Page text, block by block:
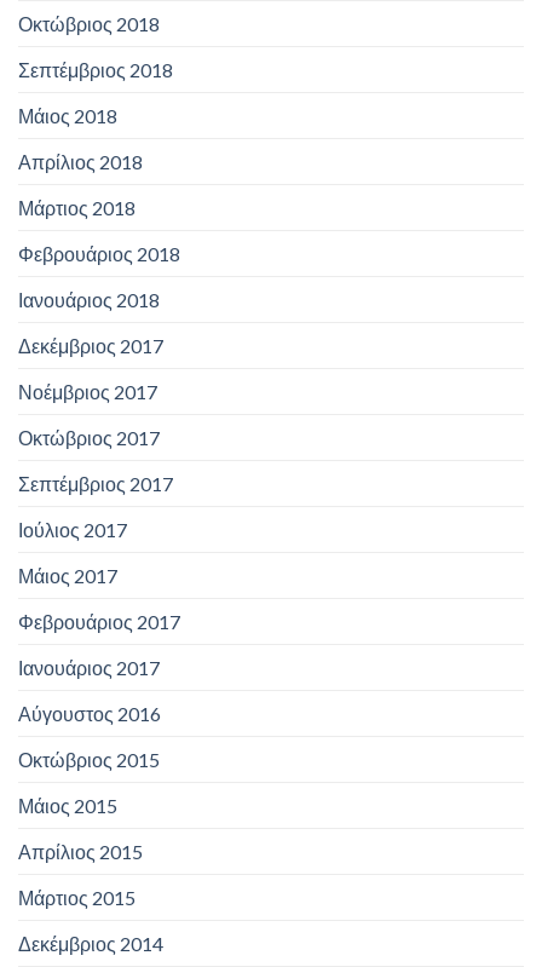
Οκτώβριος 2018
Σεπτέμβριος 2018
Μάιος 2018
Απρίλιος 2018
Μάρτιος 2018
Φεβρουάριος 2018
Ιανουάριος 2018
Δεκέμβριος 2017
Νοέμβριος 2017
Οκτώβριος 2017
Σεπτέμβριος 2017
Ιούλιος 2017
Μάιος 2017
Φεβρουάριος 2017
Ιανουάριος 2017
Αύγουστος 2016
Οκτώβριος 2015
Μάιος 2015
Απρίλιος 2015
Μάρτιος 2015
Δεκέμβριος 2014